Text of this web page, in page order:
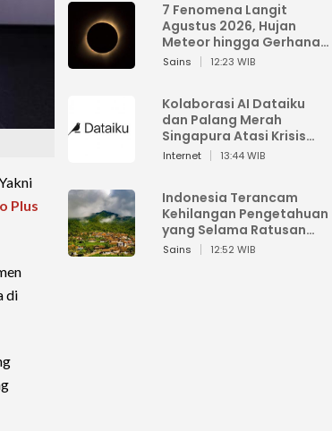
Plus
di
7 Fenomena Langit
Agustus 2026, Hujan
Meteor hingga Gerhana
Matahari
Sains 12:23 WIB
Kolaborasi AI Dataiku
dan Palang Merah
Singapura Atasi Krisis
Bencana
Internet 13:44 WIB
Indonesia Terancam
Kehilangan Pengetahuan
yang Selama Ratusan
Tahun Menjaga Alam
Sains 12:52 WIB